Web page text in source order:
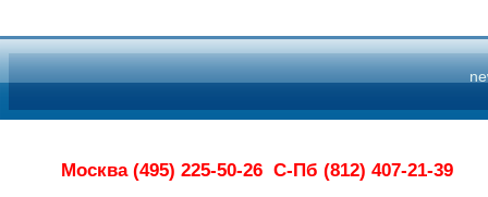
Москва (495) 225-50-26 С-Пб (812) 407-21-39